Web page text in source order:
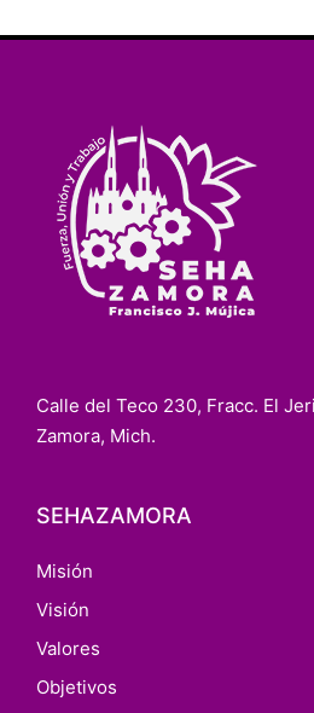
Calle del Teco 230, Fracc. El
Zamora, Mich.
SEHAZAMORA
Misión
Visión
Valores
Objetivos